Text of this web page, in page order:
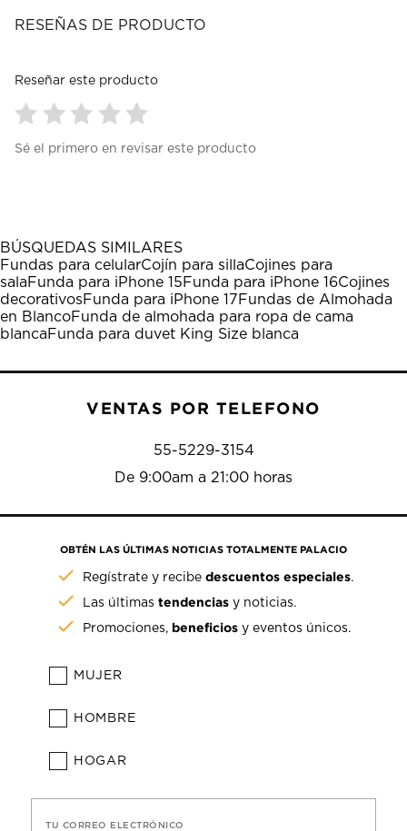
RESEÑAS DE PRODUCTO
Reseñar este producto
para
1
estrella
Esta
acción
abrirá
el
formulario
envío.
para
estrellas.
Esta
acción
abrirá
el
formulario
envío.
para
estrellas.
Esta
acción
abrirá
el
formulario
envío.
para
estrellas.
Esta
acción
abrirá
el
formulario
envío.
para
estrellas.
Esta
acción
abrirá
el
formulario
envío.
Sé el primero en revisar este producto
BÚSQUEDAS SIMILARES
Fundas para celularCojín para sillaCojines para
salaFunda para iPhone 15Funda para iPhone 16Cojines
decorativosFunda para iPhone 17Fundas de Almohada
en BlancoFunda de almohada para ropa de cama
blancaFunda para duvet King Size blanca
VENTAS POR TELEFONO
55-5229-3154
De 9:00am a 21:00 horas
OBTÉN LAS ÚLTIMAS NOTICIAS TOTALMENTE PALACIO
Regístrate y recibedescuentos especiales.
Las últimastendencias y noticias.
Promociones, beneficios y eventos únicos.
MUJER
HOMBRE
HOGAR
TU CORREO ELECTRÓNICO